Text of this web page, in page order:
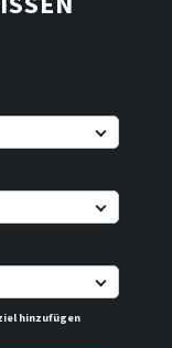
hinzufügen